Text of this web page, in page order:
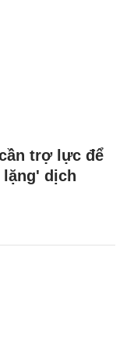
trợ lực để
lặng' dịch